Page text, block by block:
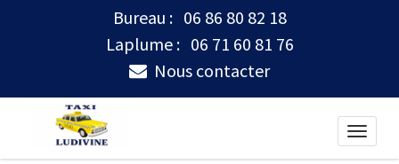
Bureau : 06 86 80 82 18
Laplume : 06 71 60 81 76
Nous contacter
Toggle